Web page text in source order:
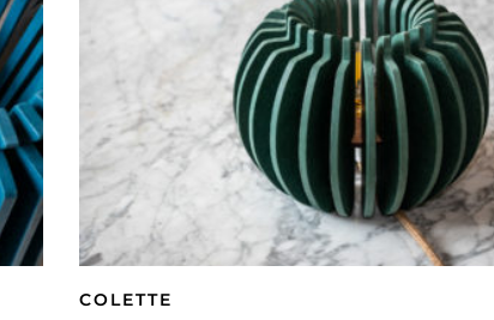
COLETTE